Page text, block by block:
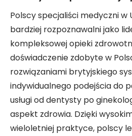
Polscy specjaliści medyczni w
bardziej rozpoznawalni jako
kompleksowej opieki
doświadczenie zdobyte w
rozwiązaniami brytyjskiego
indywidualnego podejścia do
usługi od dentysty po
aspekt zdrowia. Dzięki
wieloletniej praktyce, polscy